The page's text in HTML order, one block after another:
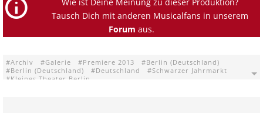
Tausch Dich mit anderen Musicalfans in unserem
Forum aus.
Archiv Galerie Premiere 2013
Berlin (Deutschland)
Berlin (Deutschland)
Deutschland
Schwarzer Jahrmarkt
Kleines Theater Berlin